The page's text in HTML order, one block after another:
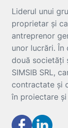
Liderul unui
proprietar și
antreprenor
unor lucrări.
două societăți
SIMSIB SRL,
contractate și
în proiectare